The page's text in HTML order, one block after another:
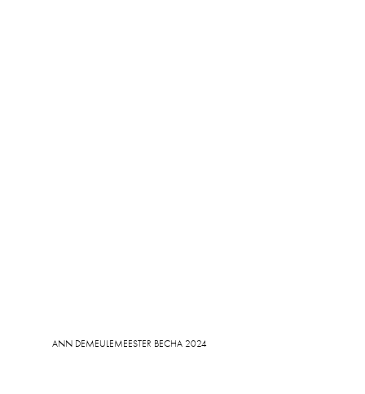
ANN DEMEULEMEESTER ВЕСНА 2024